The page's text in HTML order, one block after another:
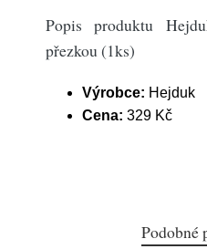
Popis produktu
přezkou (1ks)
Výrobce: Hejduk
Cena: 329 Kč
Podobné